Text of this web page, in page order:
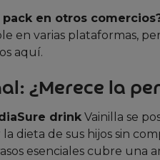
en otros
en varias plataformas,
aquí.
¿Merece la
drink Vainilla se
dieta de sus hijos sin
esenciales cubre una